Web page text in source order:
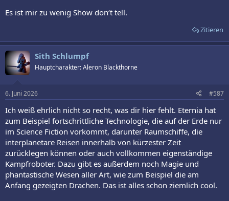
ein wichtiger Teil seiner Identität. Deshalb wirkt sein Wunsch,
liebt, möchte sie nicht für immer hinter sich lassen, selbst wenn sie
sich verändert hat.
Es ist mir zu wenig Show don‘t tell.
Zitieren
Sith Schlumpf
Hauptcharakter: Aleron Blackthorne
6. Juni 2026 #587
Ich weiß ehrlich nicht so recht, was dir hier fehlt. Eternia hat
zum Beispiel fortschrittliche Technologie, die auf der Erde nur
im Science Fiction vorkommt, darunter Raumschiffe, die
interplanetare Reisen innerhalb von kürzester Zeit
zurücklegen können oder auch vollkommen eigenständige
Kampfroboter. Dazu gibt es außerdem noch Magie und
phantastische Wesen aller Art, wie zum Beispiel die am
Anfang gezeigten Drachen. Das ist alles schon ziemlich cool.